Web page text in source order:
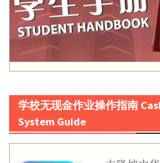
学校无现金作业操作指南
System Guide